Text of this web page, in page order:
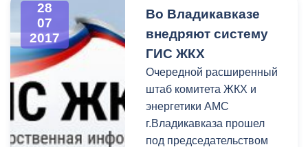
Аркадия Гусова
городской администрации.
В состав комиссии входят
представители
практически всех
структурных
подразделений АМС
28
07
2017
Во Владикавказе
внедряют систему
ГИС ЖКХ
Очередной расширенный
штаб комитета ЖКХ и
энергетики АМС
г.Владикавказа прошел
под председательством